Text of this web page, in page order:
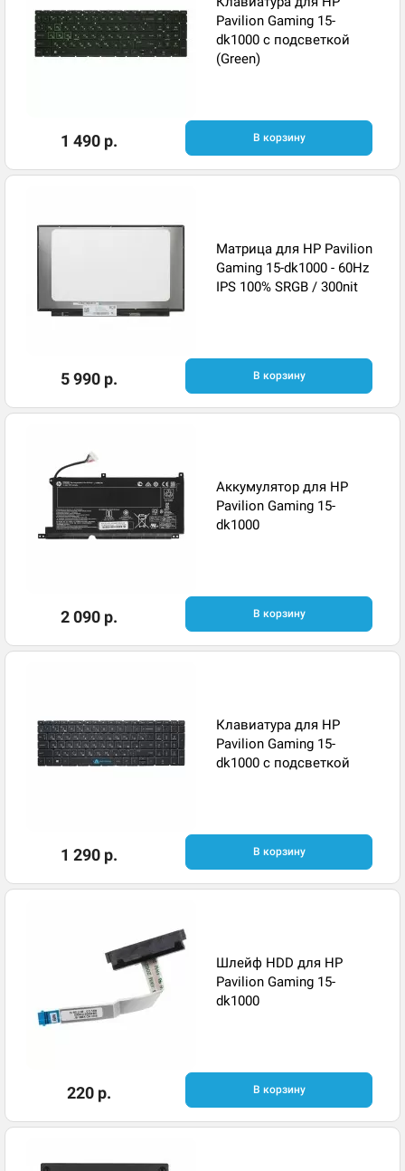
Pavilion Gaming 15-
dk1000 с подсветкой
(Green)
1 490 р. В корзину
Матрица для HP Pavilion
Gaming 15-dk1000 - 60Hz
IPS 100% SRGB / 300nit
5 990 р. В корзину
Аккумулятор для HP
Pavilion Gaming 15-
dk1000
2 090 р. В корзину
Клавиатура для HP
Pavilion Gaming 15-
dk1000 с подсветкой
1 290 р. В корзину
Шлейф HDD для HP
Pavilion Gaming 15-
dk1000
220 р. В корзину